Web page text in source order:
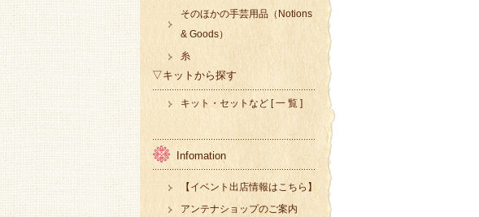
そのほかの手芸用品（Notions
& Goods）
糸
▽キットから探す
キット・セットなど [ 一 覧 ]
Infomation
【イベント出店情報はこちら】
アンテナショップのご案内